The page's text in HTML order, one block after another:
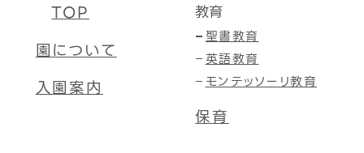
TOP
園について
入園案内
教育
聖書教育
英語教育
モンテッソーリ教育
保育